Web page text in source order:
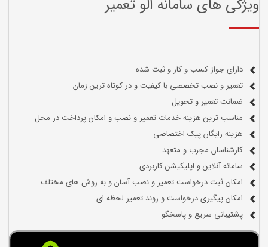
ویژگی های سامانه الو تعمیر
دارای جواز کسب و کار و ثبت شده
تعمیر و نصب تخصصی با کیفیت و در کوتاه ترین زمان
ضمانت تعمیر و تحویل
مناسب ترین هزینه خدمات تعمیر و نصب و امکان پرداخت در محل
هزینه رایگان پیک اختصاصی
کارشناسان مجرب و متعهد
سامانه آنلاین و اپلیکیشن کاربردی
امکان ثبت درخواست تعمیر و نصب آسان و به روش های مختلف
امکان پیگیری درخواست و روند تعمیر لحظه ای
پشتیبانی سریع و پاسخگو